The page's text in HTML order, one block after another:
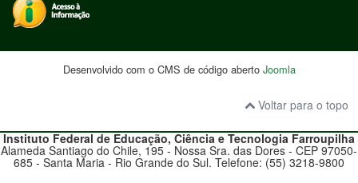
Desenvolvido com o CMS de código aberto Joomla
Voltar para o topo
Instituto Federal de Educação, Ciência e Tecnologia Farroupilha
Alameda Santiago do Chile, 195 - Nossa Sra. das Dores - CEP 97050-
685 - Santa Maria - Rio Grande do Sul. Telefone: (55) 3218-9800